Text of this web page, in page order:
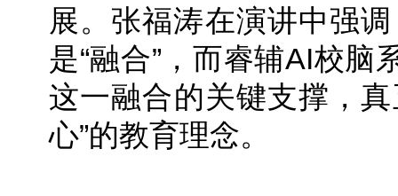
展。张福涛在演讲中强
是“融合”，而睿辅AI校脑
这一融合的关键支撑，
心”的教育理念。